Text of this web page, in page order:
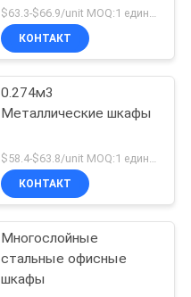
шкаф металлическая
офисная мебель
$63.3-$66.9/unit MOQ:1 единицы
КОНТАКТ
0.274м3
Металлические шкафы
КОНТАКТ
Многослойные
стальные офисные
шкафы